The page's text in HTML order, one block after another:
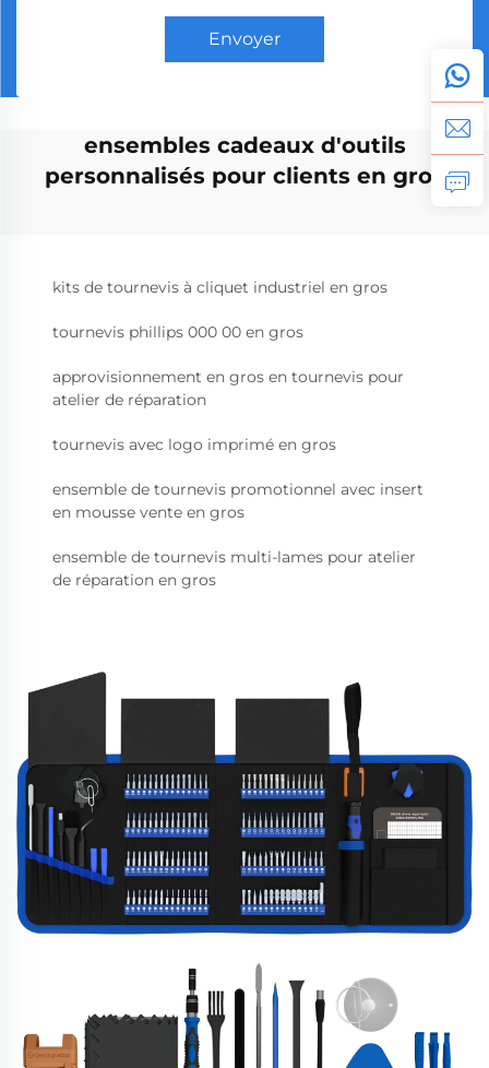
Envoyer
ensembles cadeaux d'outils
personnalisés pour clients en gros
kits de tournevis à cliquet industriel en gros
tournevis phillips 000 00 en gros
approvisionnement en gros en tournevis pour
atelier de réparation
tournevis avec logo imprimé en gros
ensemble de tournevis promotionnel avec insert
en mousse vente en gros
ensemble de tournevis multi-lames pour atelier
de réparation en gros